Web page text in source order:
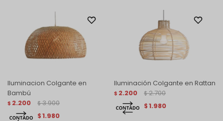
Iluminacion Colgante en
Bambú
$ 2.200 $ 3.900
$1.980
Iluminación Colgante en Rattan
$ 2.200 $ 2.700
$1.980